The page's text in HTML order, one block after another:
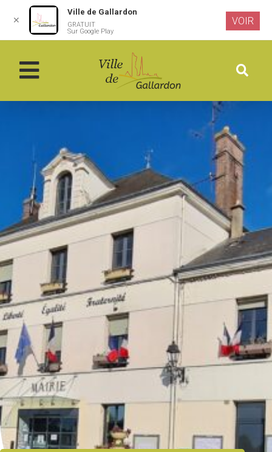
contenu
✕
Ville de Gallardon
GRATUIT
Sur Google Play
VOIR